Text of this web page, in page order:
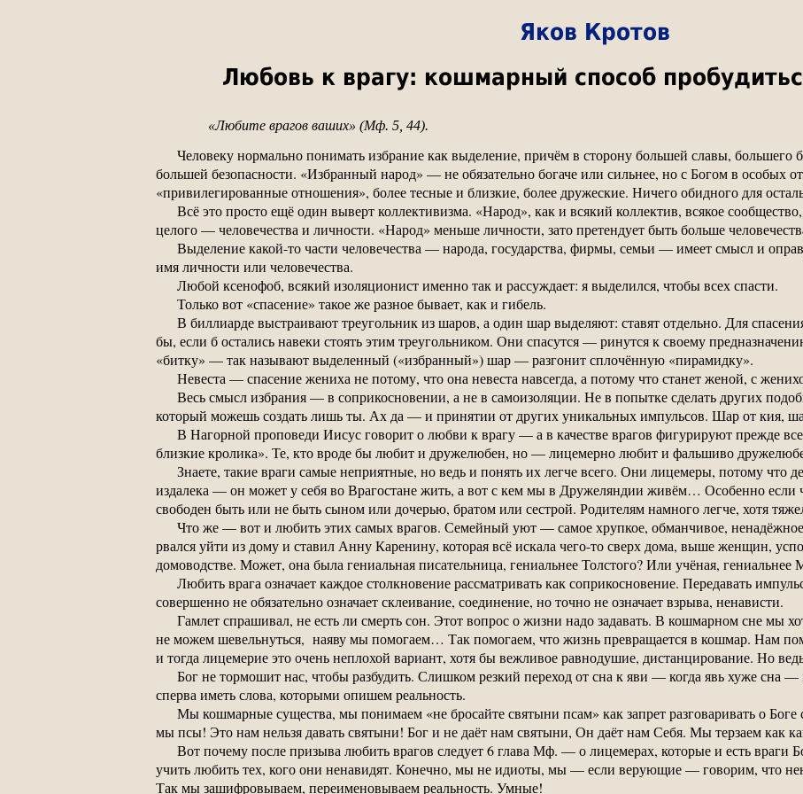
Яков Кротов
Любовь к врагу: кошмарный способ
«Любите врагов ваших» (Мф. 5, 44).
Человеку нормально понимать избрание как выделение, причём в сторону большей славы, большего
большей безопасности. «Избранный народ» — не обязательно богаче или сильнее, но с Богом в особых
«привилегированные отношения», более тесные и близкие, более дружеские. Ничего обидного для
Всё это просто ещё один выверт коллективизма. «Народ», как и всякий коллектив, всякое
целого — человечества и личности. «Народ» меньше личности, зато претендует быть больше
Выделение какой-то части человечества — народа, государства, фирмы, семьи — имеет смысл и
имя личности или человечества.
Любой ксенофоб, всякий изоляционист именно так и рассуждает: я выделился, чтобы всех спасти.
Только вот «спасение» такое же разное бывает, как и гибель.
В биллиарде выстраивают треугольник из шаров, а один шар выделяют: ставят отдельно. Для
бы, если б остались навеки стоять этим треугольником. Они спасутся — ринутся к своему
«битку» — так называют выделенный («избранный») шар — разгонит сплочённую «пирамидку».
Невеста — спасение жениха не потому, что она невеста навсегда, а потому что станет женой, с
Весь смысл избрания — в соприкосновении, а не в самоизоляции. Не в попытке сделать других
который можешь создать лишь ты. Ах да — и принятии от других уникальных импульсов. Шар от кия,
В Нагорной проповеди Иисус говорит о любви к врагу — а в качестве врагов фигурируют прежде
близкие кролика». Те, кто вроде бы любит и дружелюбен, но — лицемерно любит и фальшиво
Знаете, такие враги самые неприятные, но ведь и понять их легче всего. Они лицемеры, потому что
издалека — он может у себя во Врагостане жить, а вот с кем мы в Дружеляндии живём… Особенно
свободен быть или не быть сыном или дочерью, братом или сестрой. Родителям намного легче, хотя
Что же — вот и любить этих самых врагов. Семейный уют — самое хрупкое, обманчивое,
рвался уйти из дому и ставил Анну Каренину, которая всё искала чего-то сверх дома, выше женщин,
домоводстве. Может, она была гениальная писательница, гениальнее Толстого? Или учёная,
Любить врага означает каждое столкновение рассматривать как соприкосновение. Передавать
совершенно не обязательно означает склеивание, соединение, но точно не означает взрыва, ненависти.
Гамлет спрашивал, не есть ли смерть сон. Этот вопрос о жизни надо задавать. В кошмарном сне мы
не можем шевельнуться, наяву мы помогаем… Так помогаем, что жизнь превращается в кошмар. Нам
и тогда лицемерие это очень неплохой вариант, хотя бы вежливое равнодушие, дистанцирование. Но
Бог не тормошит нас, чтобы разбудить. Слишком резкий переход от сна к яви — когда явь хуже сна
сперва иметь слова, которыми опишем реальность.
Мы кошмарные существа, мы понимаем «не бросайте святыни псам» как запрет разговаривать о Боге
мы псы! Это нам нельзя давать святыни! Бог и не даёт нам святыни, Он даёт нам Себя. Мы терзаем как
Вот почему после призыва любить врагов следует 6 глава Мф. — о лицемерах, которые и есть враги
учить любить тех, кого они ненавидят. Конечно, мы не идиоты, мы — если верующие — говорим, что
Так мы зашифровываем, переименовываем реальность. Умные!